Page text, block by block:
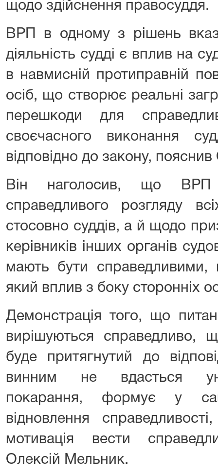
щодо здійснення правосуддя.
ВРП в одному з рішень
діяльність судді є вплив на
в навмисній протиправній
осіб, що створює реальні
перешкоди для
своєчасного виконання
відповідно до закону,
Він наголосив, що
справедливого розгляду
стосовно суддів, а й щодо
керівників інших органів
мають бути
який вплив з боку сторонніх
Демонстрація того, що
вирішуються справедливо,
буде притягнутий до
винним не вдасться
покарання, формує у
відновлення
мотивація вести
Олексій Мельник.